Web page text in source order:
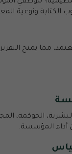
الكتابة ونوعية
مما يمنح
الحوكمة،
أداء المؤسسة.